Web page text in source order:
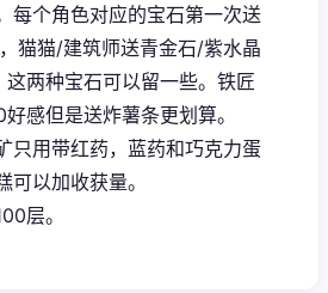
每个角色对应的宝石第一次送
猫猫/建筑师送青金石/紫水晶
两种宝石可以留一些。铁匠
感但是送炸薯条更划算。
只用带红药，蓝药和巧克力蛋
以加收获量。
层。